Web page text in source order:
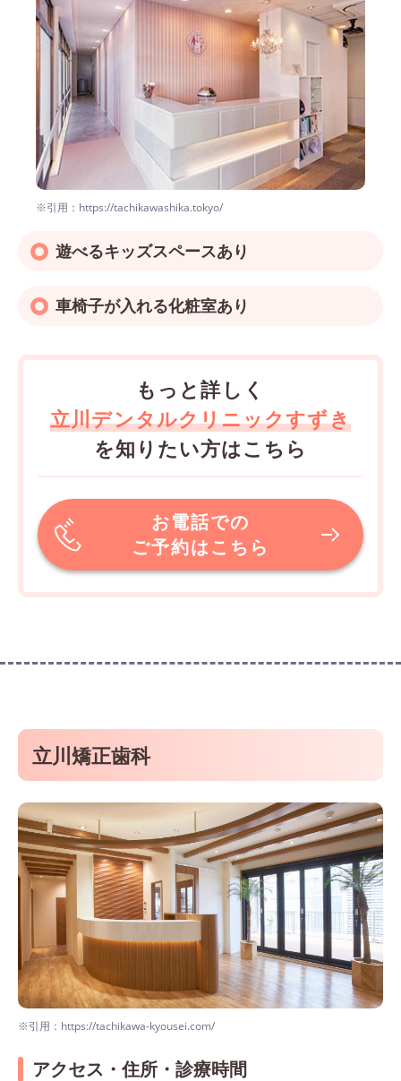
※引用：https://tachikawashika.tokyo/
遊べるキッズスペースあり
車椅子が入れる化粧室あり
もっと詳しく
立川デンタルクリニックすずき
を知りたい方はこちら
お電話での
ご予約はこちら
立川矯正歯科
※引用：https://tachikawa-kyousei.com/
アクセス・住所・診療時間